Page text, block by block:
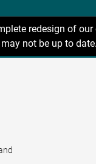
redesign of
not be up to